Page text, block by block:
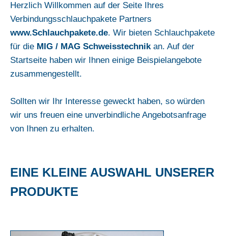
Herzlich Willkommen auf der Seite Ihres
Verbindungsschlauchpakete Partners
www.Schlauchpakete.de. Wir bieten Schlauchpakete
für die MIG / MAG Schweisstechnikan. Auf der
Startseite haben wir Ihnen einige Beispielangebote
zusammengestellt.
Sollten wir Ihr Interesse geweckt haben, so würden
wir uns freuen eine unverbindliche Angebotsanfrage
von Ihnen zu erhalten.
EINE KLEINE AUSWAHL UNSERER
PRODUKTE